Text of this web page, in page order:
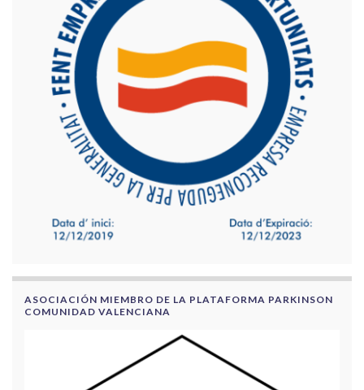
ASOCIACIÓN MIEMBRO DE LA PLATAFORMA PARKINSON
COMUNIDAD VALENCIANA